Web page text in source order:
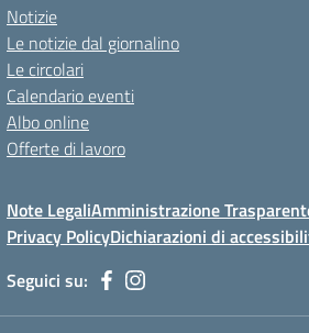
Notizie
Le notizie dal giornalino
Le circolari
Calendario eventi
Albo online
Offerte di lavoro
Note LegaliAmministrazione
Privacy PolicyDichiarazioni di
Seguici su: